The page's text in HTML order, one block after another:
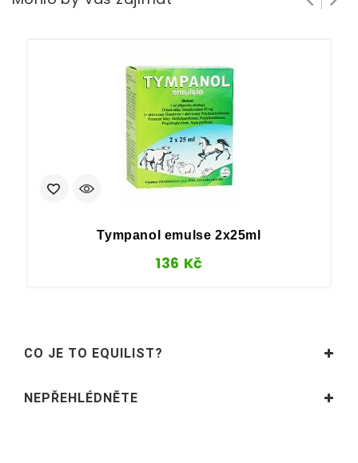
Tympanol emulse 2x25ml
136 Kč
CO JE TO EQUILIST?
NEPŘEHLÉDNĚTE